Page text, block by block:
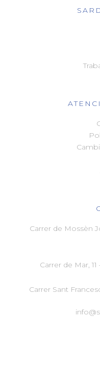
Carrer de Mossèn
Carrer de Mar, 11
Carrer Sant